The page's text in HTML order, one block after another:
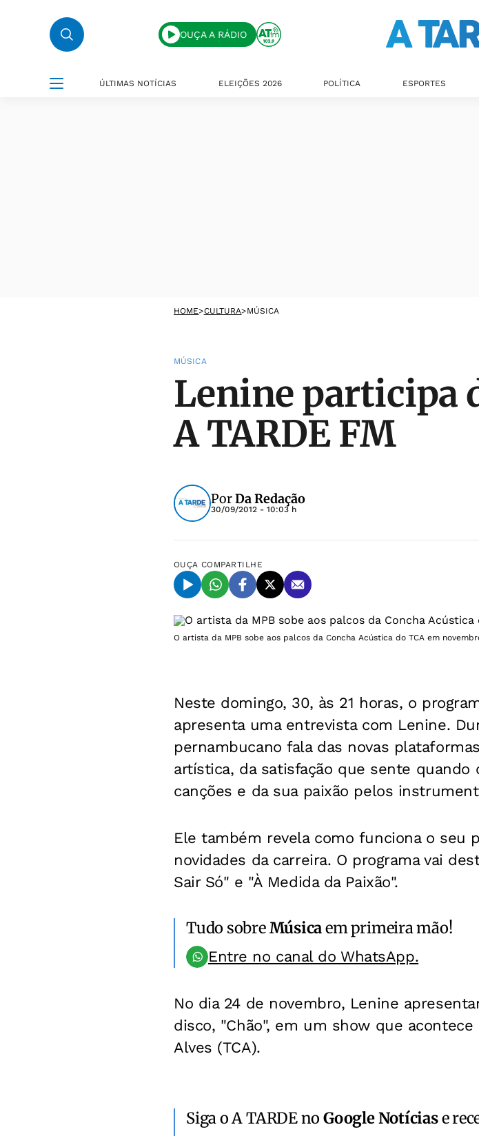
OUÇA A RÁDIO
ÚLTIMAS NOTÍCIAS ELEIÇÕES 2026 POLÍTICA ESPORTES
HOME>CULTURA>MÚSICA
MÚSICA
Lenine participa
A TARDE FM
PorDa Redação
30/09/2012 - 10:03 h
OUÇA COMPARTILHE
O artista da MPB sobe aos palcos da Concha Acústica do TCA em
Neste domingo, 30, às 21 horas, o
apresenta uma entrevista com Lenine.
pernambucano fala das novas
artística, da satisfação que sente quando
canções e da sua paixão pelos
Ele também revela como funciona o seu
novidades da carreira. O programa vai
Sair Só" e "À Medida da Paixão".
Tudo sobreMúsicaem primeira mão!
Entre no canal do WhatsApp.
No dia 24 de novembro, Lenine
disco, "Chão", em um show que
Alves (TCA).
Siga o A TARDE noGoogle Notíciase